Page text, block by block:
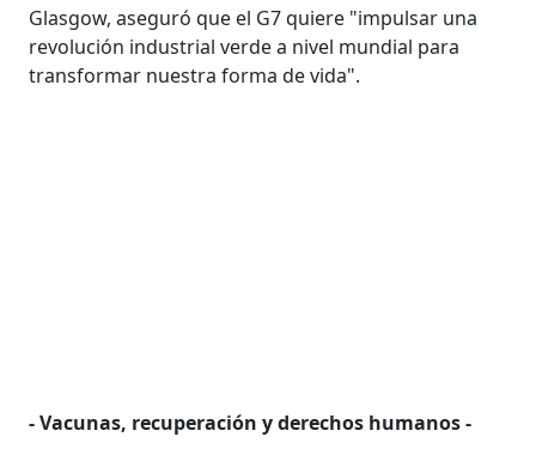
Glasgow, aseguró que el G7 quiere "impulsar una
revolución industrial verde a nivel mundial para
transformar nuestra forma de vida".
- Vacunas, recuperación y derechos humanos -